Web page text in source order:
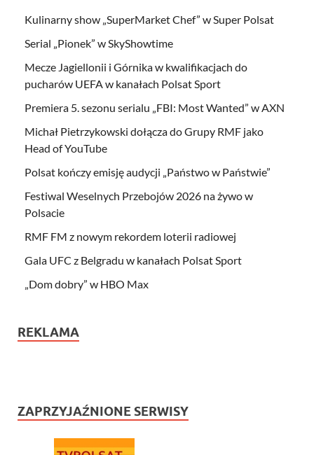
Kulinarny show „SuperMarket Chef” w Super Polsat
Serial „Pionek” w SkyShowtime
Mecze Jagiellonii i Górnika w kwalifikacjach do
pucharów UEFA w kanałach Polsat Sport
Premiera 5. sezonu serialu „FBI: Most Wanted” w AXN
Michał Pietrzykowski dołącza do Grupy RMF jako
Head of YouTube
Polsat kończy emisję audycji „Państwo w Państwie”
Festiwal Weselnych Przebojów 2026 na żywo w
Polsacie
RMF FM z nowym rekordem loterii radiowej
Gala UFC z Belgradu w kanałach Polsat Sport
„Dom dobry” w HBO Max
REKLAMA
ZAPRZYJAŹNIONE SERWISY